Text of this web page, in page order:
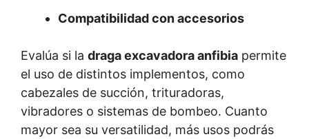
Compatibilidad con accesorios
Evalúa si la draga excavadora anfibia permite
el uso de distintos implementos, como
cabezales de succión, trituradoras,
vibradores o sistemas de bombeo. Cuanto
mayor sea su versatilidad, más usos podrás